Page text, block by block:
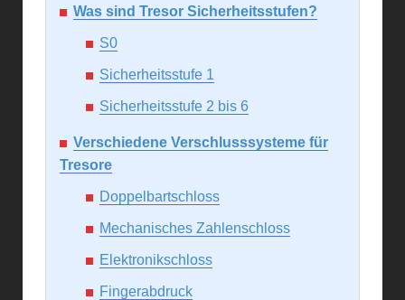
Was sind Tresor Sicherheitsstufen?
S0
Sicherheitsstufe 1
Sicherheitsstufe 2 bis 6
Verschiedene Verschlusssysteme für
Tresore
Doppelbartschloss
Mechanisches Zahlenschloss
Elektronikschloss
Fingerabdruck